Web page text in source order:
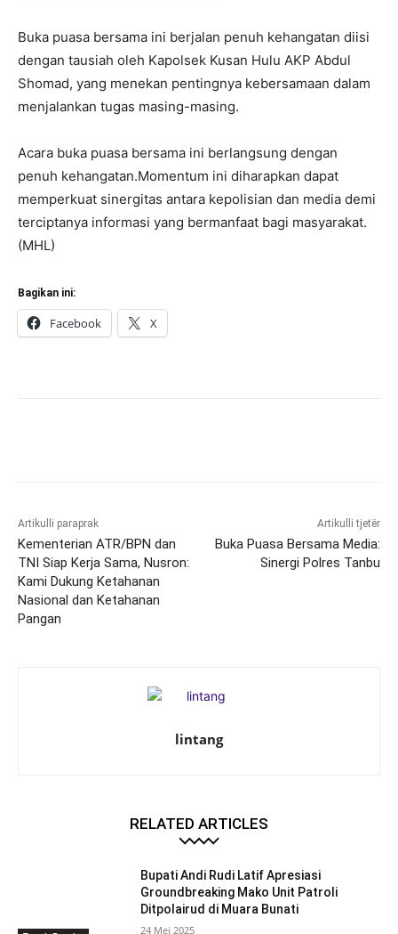
Buka puasa bersama ini berjalan penuh kehangatan diisi
dengan tausiah oleh Kapolsek Kusan Hulu AKP Abdul
Shomad, yang menekan pentingnya kebersamaan dalam
menjalankan tugas masing-masing.
Acara buka puasa bersama ini berlangsung dengan
penuh kehangatan.Momentum ini diharapkan dapat
memperkuat sinergitas antara kepolisian dan media demi
terciptanya informasi yang bermanfaat bagi masyarakat.
(MHL)
Bagikan ini:
Facebook X
Artikulli paraprak
Kementerian ATR/BPN dan
TNI Siap Kerja Sama, Nusron:
Kami Dukung Ketahanan
Nasional dan Ketahanan
Pangan
Artikulli tjetër
Buka Puasa Bersama Media:
Sinergi Polres Tanbu
lintang
RELATED ARTICLES
Bupati Andi Rudi Latif Apresiasi
Groundbreaking Mako Unit Patroli
Ditpolairud di Muara Bunati
24 Mei 2025